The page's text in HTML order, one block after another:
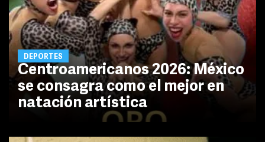
DEPORTES
Centroamericanos 2026: México
se consagra como el mejor en
natación artística